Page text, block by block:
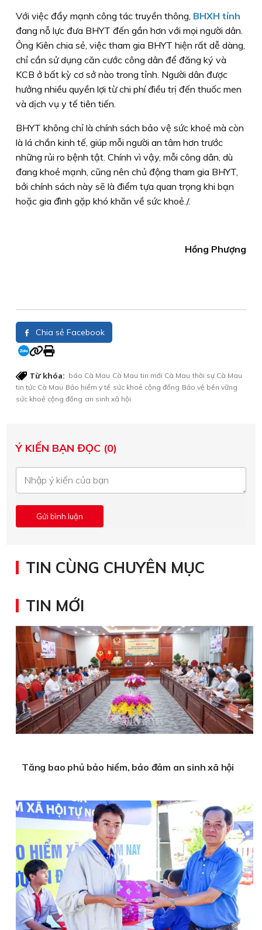
Với việc đẩy mạnh công tác truyền thông, BHXH tỉnh
đang nỗ lực đưa BHYT đến gần hơn với mọi người dân.
Ông Kiên chia sẻ, việc tham gia BHYT hiện rất dễ dàng,
chỉ cần sử dụng căn cước công dân để đăng ký và
KCB ở bất kỳ cơ sở nào trong tỉnh. Người dân được
hưởng nhiều quyền lợi từ chi phí điều trị đến thuốc men
và dịch vụ y tế tiên tiến.
BHYT không chỉ là chính sách bảo vệ sức khoẻ mà còn
là lá chắn kinh tế, giúp mỗi người an tâm hơn trước
những rủi ro bệnh tật. Chính vì vậy, mỗi công dân, dù
đang khoẻ mạnh, cũng nên chủ động tham gia BHYT,
bởi chính sách này sẽ là điểm tựa quan trọng khi bạn
hoặc gia đình gặp khó khăn về sức khoẻ./.
Hồng Phượng
Chia sẻ Facebook
Từ khóa: báo Cà Mau Cà Mau tin mới Cà Mau thời sự Cà Mau
tin tức Cà Mau Bảo hiểm y tế sức khoẻ cộng đồng Bảo vệ bền vững
sức khoẻ cộng đồng an sinh xã hội
Ý KIẾN BẠN ĐỌC (0)
TIN CÙNG CHUYÊN MỤC
TIN MỚI
Tăng bao phủ bảo hiểm, bảo đảm an sinh xã hội